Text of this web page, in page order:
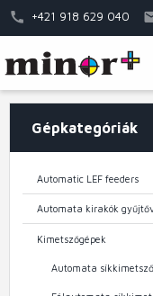
tartalomra
+421 918 629 040
navigáció
Gépkategóriák
Automatic LEF feeders
Automata kirakók
Kimetszőgépek
Automata